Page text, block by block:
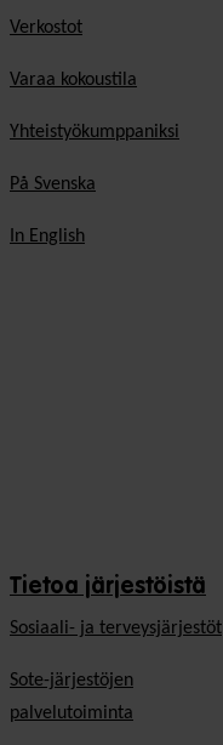
Verkostot
Varaa kokoustila
Yhteistyökumppaniksi
På Svenska
In English
Tietoa järjestöistä
Sosiaali- ja terveysjärjestöt
Sote-järjestöjen
palvelutoiminta